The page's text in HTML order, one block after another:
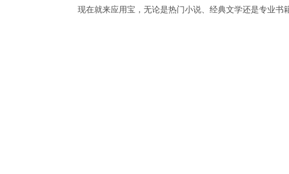
现在就来应用宝，无论是热门小说、经典文学还是专业书